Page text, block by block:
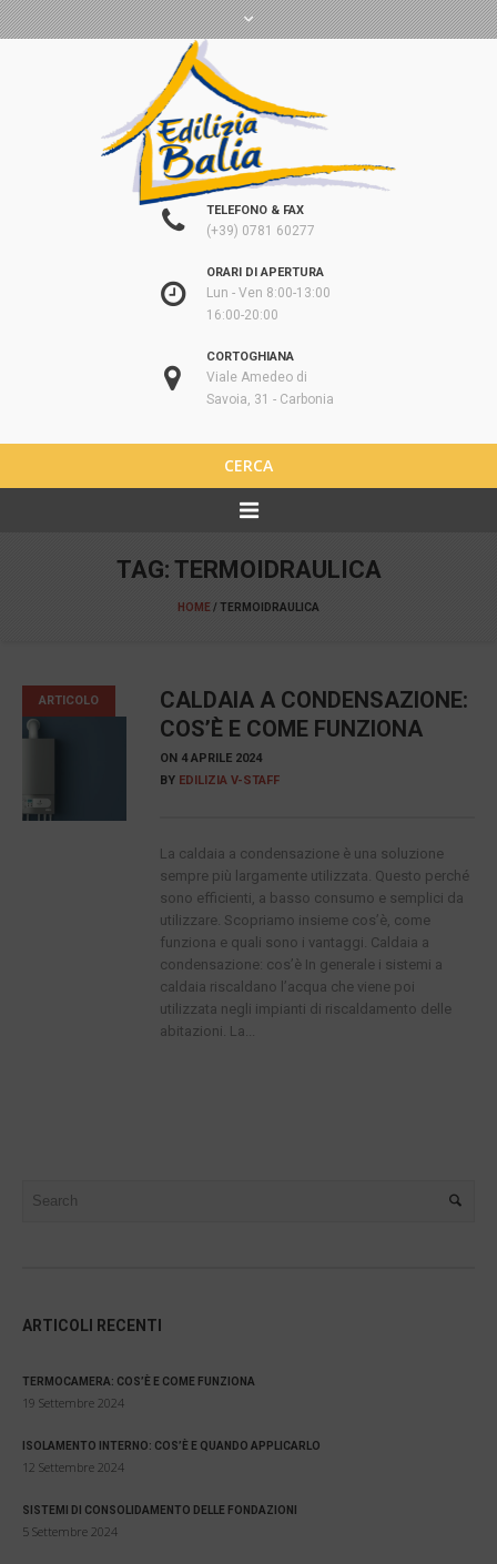
TELEFONO & FAX
(+39) 0781 60277
ORARI DI APERTURA
Lun - Ven 8:00-13:00
16:00-20:00
CORTOGHIANA
Viale Amedeo di
Savoia, 31 - Carbonia
CERCA
TAG: TERMOIDRAULICA
HOME/TERMOIDRAULICA
ARTICOLO
CALDAIA A CONDENSAZIONE:
COS’È E COME FUNZIONA
ON 4 APRILE 2024
BY EDILIZIA V-STAFF
La caldaia a condensazione è una soluzione
sempre più largamente utilizzata. Questo perché
sono efficienti, a basso consumo e semplici da
utilizzare. Scopriamo insieme cos’è, come
funziona e quali sono i vantaggi. Caldaia a
condensazione: cos’è In generale i sistemi a
caldaia riscaldano l’acqua che viene poi
utilizzata negli impianti di riscaldamento delle
abitazioni. La...
ARTICOLI RECENTI
TERMOCAMERA: COS’È E COME FUNZIONA
19 Settembre 2024
ISOLAMENTO INTERNO: COS’È E QUANDO APPLICARLO
12 Settembre 2024
SISTEMI DI CONSOLIDAMENTO DELLE FONDAZIONI
5 Settembre 2024